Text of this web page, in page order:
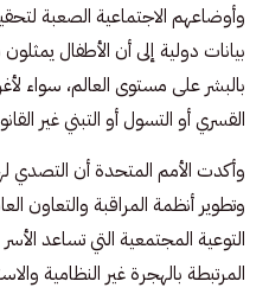
وأوضاعهم الاجتماعية الصعبة
بيانات دولية إلى أن الأطفال
بالبشر على مستوى العالم، سواء
القسري أو التسول أو التبني غير
وأكدت الأمم المتحدة أن التصدي
وتطوير أنظمة المراقبة والتعاون
التوعية المجتمعية التي تساعد
المرتبطة بالهجرة غير النظامية